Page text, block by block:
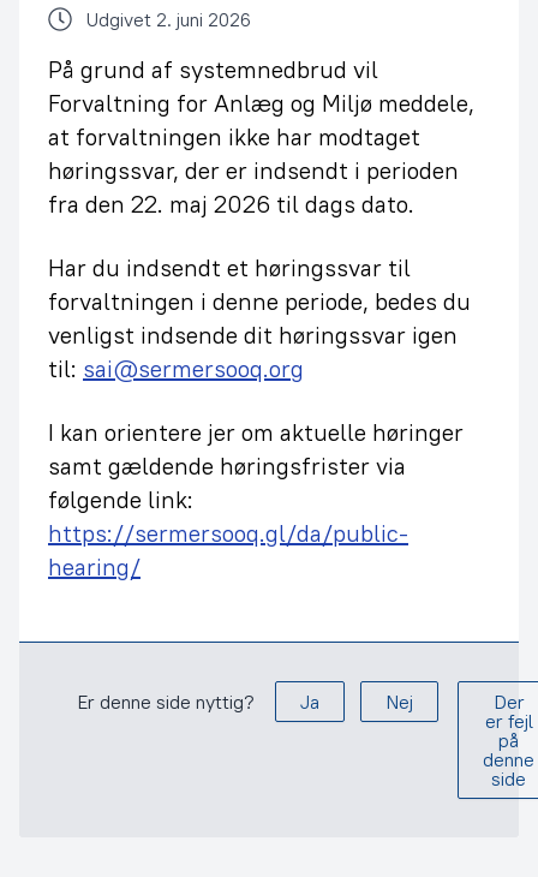
Udgivet 2. juni 2026
På grund af systemnedbrud vil
Forvaltning for Anlæg og Miljø meddele,
at forvaltningen ikke har modtaget
høringssvar, der er indsendt i perioden
fra den 22. maj 2026 til dags dato.
Har du indsendt et høringssvar til
forvaltningen i denne periode, bedes du
venligst indsende dit høringssvar igen
til: sai@sermersooq.org
I kan orientere jer om aktuelle høringer
samt gældende høringsfrister via
følgende link:
https://sermersooq.gl/da/public-
hearing/
Er denne side nyttig? Ja Nej
Der
er fejl
på
denne
side